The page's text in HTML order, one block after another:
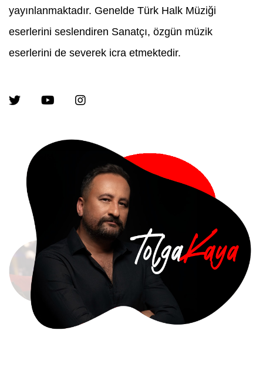
yayınlanmaktadır. Genelde Türk Halk Müziği
eserlerini seslendiren Sanatçı, özgün müzik
eserlerini de severek icra etmektedir.